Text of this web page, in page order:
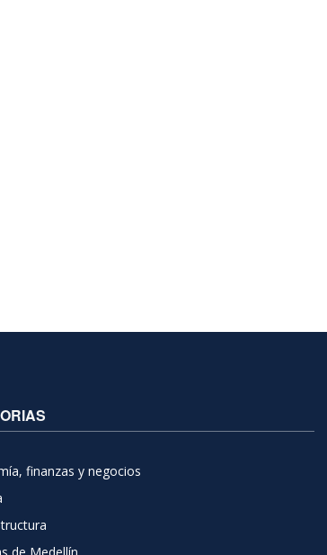
finanzas y negocios
de Medellín